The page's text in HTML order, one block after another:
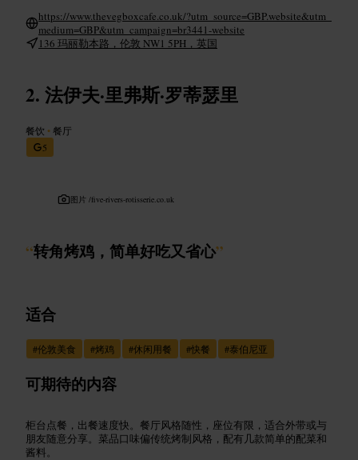
https://www.thevegboxcafe.co.uk/?utm_source=GBP.website&utm_
medium=GBP&utm_campaign=br3441-website
136 玛丽勒本路，伦敦 NW1 5PH，英国
法伊夫·里弗斯·罗蒂瑟里
餐饮 •餐厅
5
图片 /five-rivers-rotisserie.co.uk
“转角烤鸡，简单好吃又省心”
适合
#伦敦美食 #烤鸡 #休闲用餐 #快餐 #泰伯尼亚
可期待的内容
柜台点餐，出餐速度快。餐厅风格随性，座位有限，适合外带或与
朋友随意分享。菜品口味偏传统烤制风格，配有几款简单的配菜和
酱料。